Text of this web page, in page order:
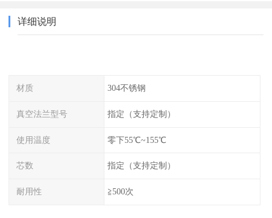
详细说明
材质 304不锈钢
真空法兰型号 指定（支持定制）
使用温度 零下55℃~155℃
芯数 指定（支持定制）
耐用性 ≧500次